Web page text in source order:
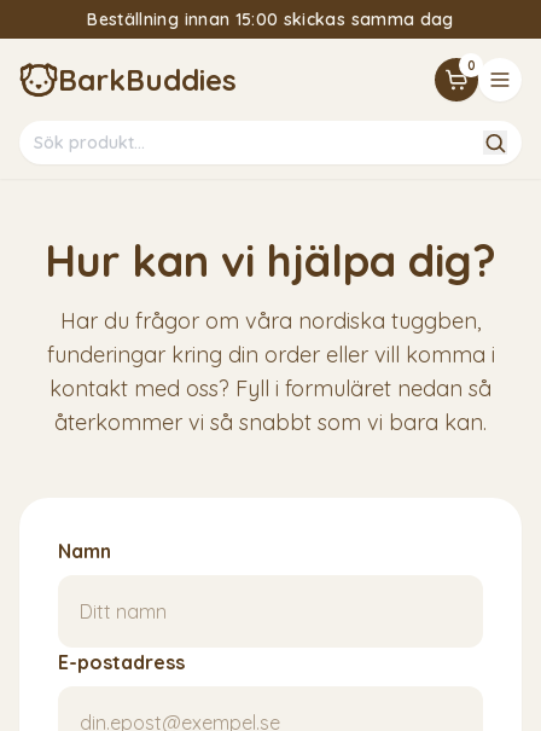
Beställning innan 15:00 skickas samma dag
15% Välkomstrabatt om du följer vårt nyhetsbrev
BarkBuddies 0
Hur kan vi hjälpa dig?
Har du frågor om våra nordiska tuggben,
funderingar kring din order eller vill komma i
kontakt med oss? Fyll i formuläret nedan så
återkommer vi så snabbt som vi bara kan.
Namn
E-postadress